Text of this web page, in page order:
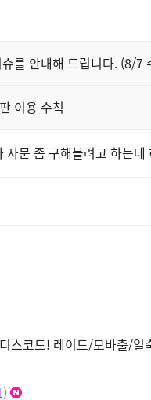
를 안내해 드립니다. (8/7
이용 수칙
자문 좀 구해볼려고 하는
스코드! 레이드/모바출/일